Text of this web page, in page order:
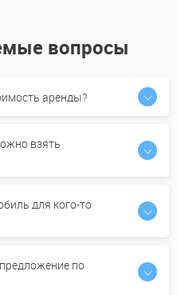
вопросы
аренды?
взять
для кого-то
по